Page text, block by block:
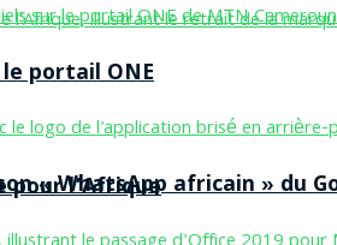
pour l’Afrique
portail ONE
« WhatsApp africain » du